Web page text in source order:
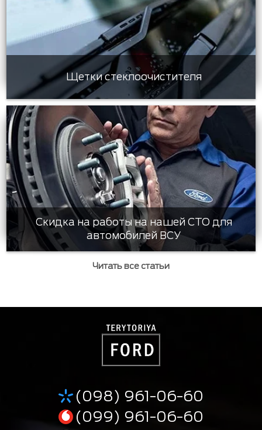
Щетки стеклоочистителя
Скидка на работы на нашей СТО для
автомобилей ВСУ
Читать все статьи
(098) 961-06-60
(099) 961-06-60